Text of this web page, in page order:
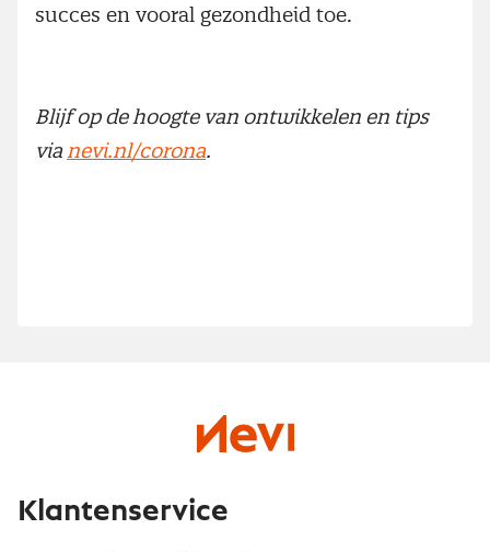
succes en vooral gezondheid toe.
Blijf op de hoogte van ontwikkelen en tips
vianevi.nl/corona.
Klantenservice